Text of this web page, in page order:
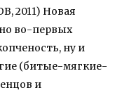
2011) Новая
во-первых
ну и
(битые-мягкие-
и